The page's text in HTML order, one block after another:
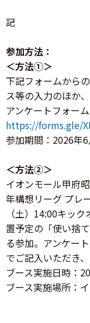
記
参加方法：
＜方法①＞
下記フォームから
ス等の入力のほか
アンケートフォー
https://forms.gle/
参加期間：2026年6
＜方法②＞
イオンモール甲府
年構想リーグ プレ
（土）14:00キッ
置予定の「使い捨
る参加。アンケー
でご記入いただき
ブース実施日時：
ブース実施場所：